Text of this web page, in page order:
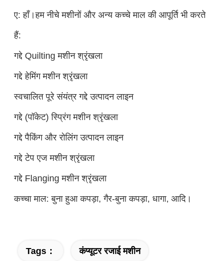
ए: हाँ।हम नीचे मशीनों और अन्य कच्चे माल की आपूर्ति भी करते
हैं:
गद्दे Quilting मशीन श्रृंखला
गद्दे हेमिंग मशीन श्रृंखला
स्वचालित पूरे संयंत्र गद्दे उत्पादन लाइन
गद्दे (पॉकेट) स्प्रिंग मशीन श्रृंखला
गद्दे पैकिंग और रोलिंग उत्पादन लाइन
गद्दे टेप एज मशीन श्रृंखला
गद्दे Flanging मशीन श्रृंखला
कच्चा माल: बुना हुआ कपड़ा, गैर-बुना कपड़ा, धागा, आदि।
Tags： कंप्यूटर रजाई मशीन